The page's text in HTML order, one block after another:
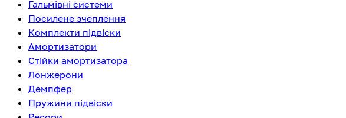
Гальмівні системи
Посилене зчеплення
Комплекти підвіски
Амортизатори
Стійки амортизатора
Лонжерони
Демпфер
Пружини підвіски